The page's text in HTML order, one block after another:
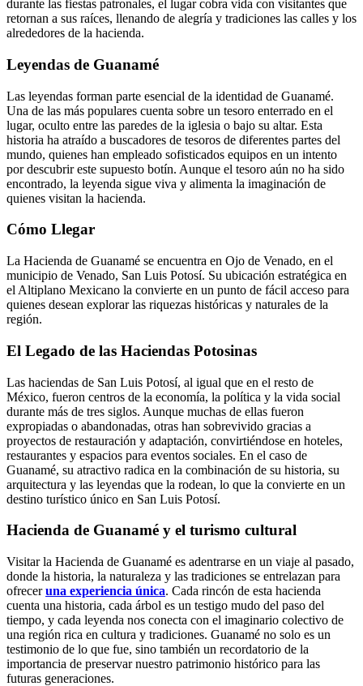
durante las fiestas patronales, el lugar cobra vida con visitantes que
retornan a sus raíces, llenando de alegría y tradiciones las calles y los
alrededores de la hacienda.
Leyendas de Guanamé
Las leyendas forman parte esencial de la identidad de Guanamé.
Una de las más populares cuenta sobre un tesoro enterrado en el
lugar, oculto entre las paredes de la iglesia o bajo su altar. Esta
historia ha atraído a buscadores de tesoros de diferentes partes del
mundo, quienes han empleado sofisticados equipos en un intento
por descubrir este supuesto botín. Aunque el tesoro aún no ha sido
encontrado, la leyenda sigue viva y alimenta la imaginación de
quienes visitan la hacienda.
Cómo Llegar
La Hacienda de Guanamé se encuentra en Ojo de Venado, en el
municipio de Venado, San Luis Potosí. Su ubicación estratégica en
el Altiplano Mexicano la convierte en un punto de fácil acceso para
quienes desean explorar las riquezas históricas y naturales de la
región.
El Legado de las Haciendas Potosinas
Las haciendas de San Luis Potosí, al igual que en el resto de
México, fueron centros de la economía, la política y la vida social
durante más de tres siglos. Aunque muchas de ellas fueron
expropiadas o abandonadas, otras han sobrevivido gracias a
proyectos de restauración y adaptación, convirtiéndose en hoteles,
restaurantes y espacios para eventos sociales. En el caso de
Guanamé, su atractivo radica en la combinación de su historia, su
arquitectura y las leyendas que la rodean, lo que la convierte en un
destino turístico único en San Luis Potosí.
Hacienda de Guanamé y el turismo cultural
Visitar la Hacienda de Guanamé es adentrarse en un viaje al pasado,
donde la historia, la naturaleza y las tradiciones se entrelazan para
ofreceruna experiencia única. Cada rincón de esta hacienda
cuenta una historia, cada árbol es un testigo mudo del paso del
tiempo, y cada leyenda nos conecta con el imaginario colectivo de
una región rica en cultura y tradiciones. Guanamé no solo es un
testimonio de lo que fue, sino también un recordatorio de la
importancia de preservar nuestro patrimonio histórico para las
futuras generaciones.